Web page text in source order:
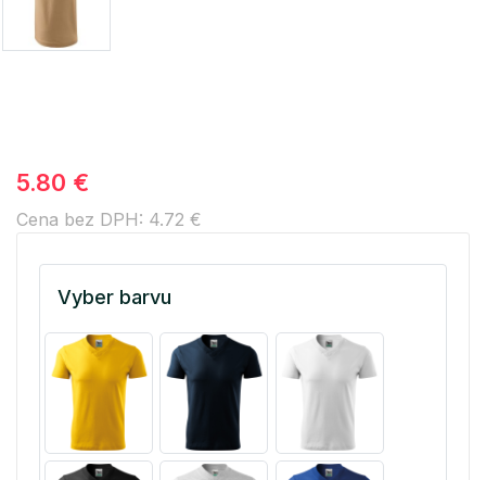
5.80 €
Cena bez DPH: 4.72 €
Vyber barvu